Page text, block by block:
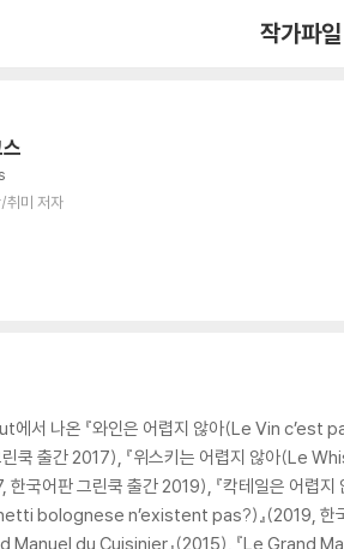
작가파일
취미 저자
에서 나온 『와인은 어렵지 않아(Le Vin
출간 2017), 『위스키는 어렵지 않아(Le
국어판 그린쿡 출간 2019), 『칵테일은 어
bolognese n’existent pas?)』(2019, 한
Manuel du Cuisinier』(2015), 『Le Grand